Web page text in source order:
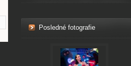
Posledné fotografie